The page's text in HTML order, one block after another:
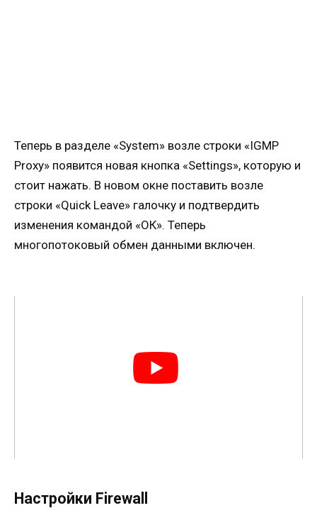
Теперь в разделе «System» возле строки «IGMP
Proxy» появится новая кнопка «Settings», которую и
стоит нажать. В новом окне поставить возле
строки «Quick Leave» галочку и подтвердить
изменения командой «ОК». Теперь
многопотоковый обмен данными включен.
Настройки Firewall